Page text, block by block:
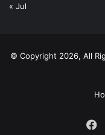
« Jul
© Copyright 2026, All